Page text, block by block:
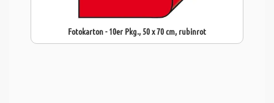
Fotokarton - 10er Pkg., 50 x 70 cm, rubinrot